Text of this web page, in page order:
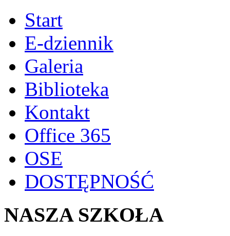
Start
E-dziennik
Galeria
Biblioteka
Kontakt
Office 365
OSE
DOSTĘPNOŚĆ
NASZA SZKOŁA